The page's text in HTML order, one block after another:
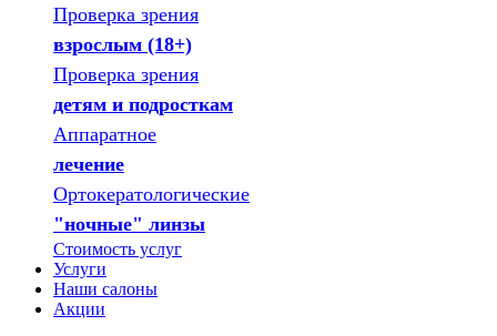
Проверка зрения
взрослым (18+)
Проверка зрения
детям и подросткам
Аппаратное
лечение
Ортокератологические
"ночные" линзы
Стоимость услуг
Услуги
Наши салоны
Акции